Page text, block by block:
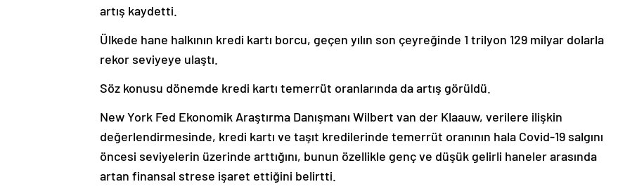
artış kaydetti.
Ülkede hane halkının kredi kartı borcu, geçen yılın son çeyreğinde 1 trilyon 129 milyar dolarla
rekor seviyeye ulaştı.
Söz konusu dönemde kredi kartı temerrüt oranlarında da artış görüldü.
New York Fed Ekonomik Araştırma Danışmanı Wilbert van der Klaauw, verilere ilişkin
değerlendirmesinde, kredi kartı ve taşıt kredilerinde temerrüt oranının hala Covid-19 salgını
öncesi seviyelerin üzerinde arttığını, bunun özellikle genç ve düşük gelirli haneler arasında
artan finansal strese işaret ettiğini belirtti.